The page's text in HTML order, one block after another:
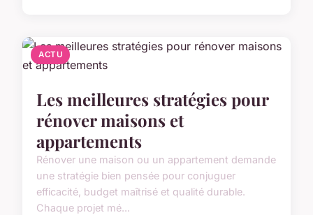
ACTU
Les meilleures stratégies pour
rénover maisons et
appartements
Rénover une maison ou un appartement demande
une stratégie bien pensée pour conjuguer
efficacité, budget maîtrisé et qualité durable.
Chaque projet mé...